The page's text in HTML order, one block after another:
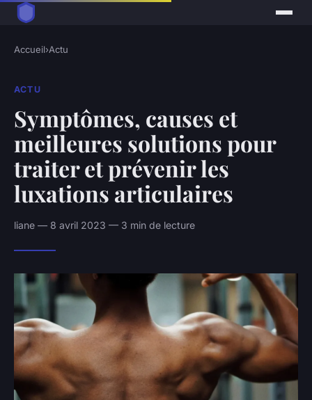
Accueil›Actu
ACTU
Symptômes, causes et
meilleures solutions pour
traiter et prévenir les
luxations articulaires
liane — 8 avril 2023 — 3 min de lecture